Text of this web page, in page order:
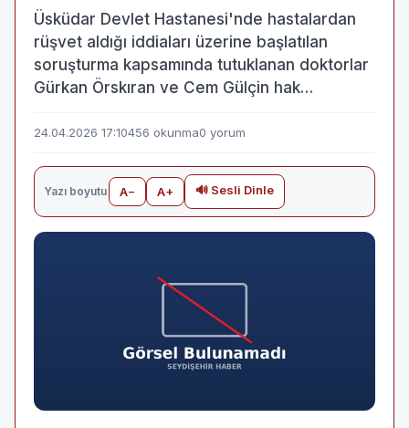
Üsküdar Devlet Hastanesi'nde hastalardan
rüşvet aldığı iddiaları üzerine başlatılan
soruşturma kapsamında tutuklanan doktorlar
Gürkan Örskıran ve Cem Gülçin hak…
24.04.2026 17:10456 okunma0 yorum
Yazı boyutu A− A+ 🔊 Sesli Dinle